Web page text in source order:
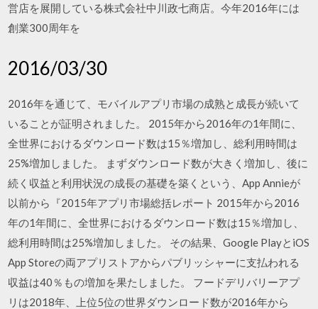
営店を展開している株式会社中川政七商店。今年2016年には
創業300周年を
2016/03/30
2016年を通じて、モバイルアプリ市場の成熟と成長が続いて
いることが証明されました。 2015年から2016年の1年間に、
全世界におけるダウンロード数は15％増加し、総利用時間は
25%増加しました。 まずダウンロード数が大きく増加し、後に
続く収益と利用状況の成長の基礎を築くという、App Annieが
以前から『2015年アプリ市場総括レポート 2015年から2016
年の1年間に、全世界におけるダウンロード数は15％増加し、
総利用時間は25%増加しました。 その結果、Google PlayとiOS
App Storeの両アプリストアからパブリッシャーに支払われる
収益は40％もの増加を果たしました。 フードデリバリーアプ
リは2018年、上位5位の世界ダウンロード数が2016年から